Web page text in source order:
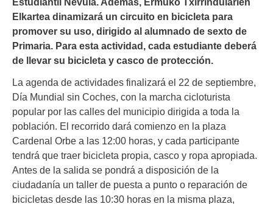
Elkartea dinamizará un circuito en bicicleta para
promover su uso, dirigido al alumnado de sexto de
Primaria. Para esta actividad, cada estudiante deberá
de llevar su bicicleta y casco de protección.
La agenda de actividades finalizará el 22 de septiembre,
Día Mundial sin Coches, con la marcha cicloturista
popular por las calles del municipio dirigida a toda la
población. El recorrido dará comienzo en la plaza
Cardenal Orbe a las 12:00 horas, y cada participante
tendrá que traer bicicleta propia, casco y ropa apropiada.
Antes de la salida se pondrá a disposición de la
ciudadanía un taller de puesta a punto o reparación de
bicicletas desde las 10:30 horas en la misma plaza,